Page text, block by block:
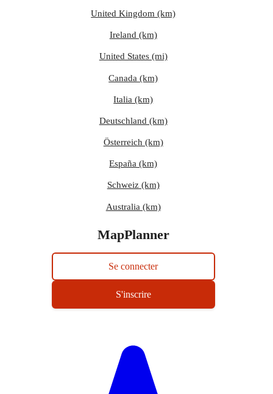
United Kingdom (km)
Ireland (km)
United States (mi)
Canada (km)
Italia (km)
Deutschland (km)
Österreich (km)
España (km)
Schweiz (km)
Australia (km)
MapPlanner
Se connecter
S'inscrire